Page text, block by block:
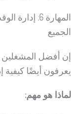
المهارة 6:
الجميع
إن أفضل المشغلين
يعرفون أيضًا كيفية
لماذا هو مهم: